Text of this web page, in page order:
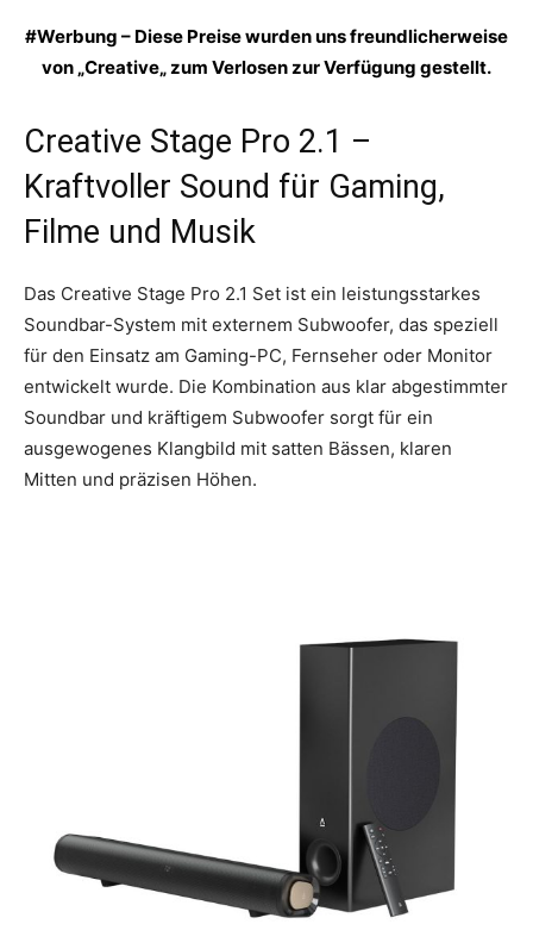
#Werbung – Diese Preise wurden uns freundlicherweise
von „Creative„zum Verlosen zur Verfügung gestellt.
Creative Stage Pro 2.1 –
Kraftvoller Sound für Gaming,
Filme und Musik
Das Creative Stage Pro 2.1 Set ist ein leistungsstarkes
Soundbar-System mit externem Subwoofer, das speziell
für den Einsatz am Gaming-PC, Fernseher oder Monitor
entwickelt wurde. Die Kombination aus klar abgestimmter
Soundbar und kräftigem Subwoofer sorgt für ein
ausgewogenes Klangbild mit satten Bässen, klaren
Mitten und präzisen Höhen.